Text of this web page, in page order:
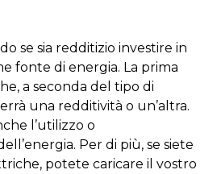
se sia redditizio investire in
fonte di energia. La prima
a seconda del tipo di
una redditività o un’altra.
l’utilizzo o
Per di più, se siete
potete caricare il vostro